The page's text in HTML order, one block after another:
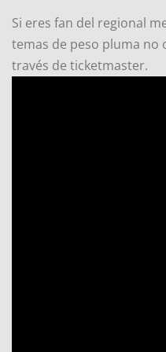
Si eres fan del regional
temas de peso pluma no
través de ticketmaster.